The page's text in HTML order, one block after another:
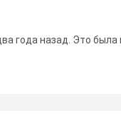
года назад. Это была